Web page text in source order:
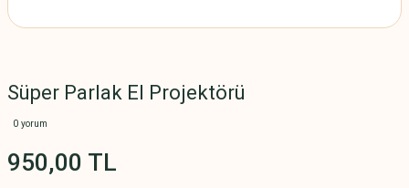
Süper Parlak El Projektörü
0 yorum
950,00 TL